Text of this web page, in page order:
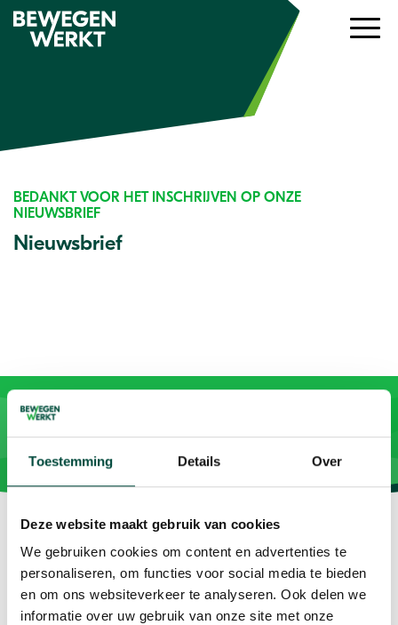
Toestemming Details Over
Deze website maakt gebruik van cookies
We gebruiken cookies om content en advertenties te
personaliseren, om functies voor social media te bieden
en om ons websiteverkeer te analyseren. Ook delen we
informatie over uw gebruik van onze site met onze
BEDANKT VOOR HET INSCHRIJVEN OP ONZE
NIEUWSBRIEF
Nieuwsbrief
Vitaliteit als resultaat